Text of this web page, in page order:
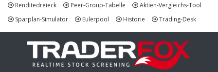
Renditedreieck
Peer-Group-Tabelle
Aktien-Vergleichs-Tool
Sparplan-Simulator
Eulerpool Historie Trading-Desk